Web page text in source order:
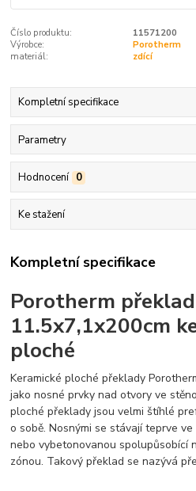
Číslo produktu:
11571200
Výrobce:
Porotherm
materiál:
zdící
Kompletní specifikace
Parametry
Hodnocení 0
Ke stažení
Kompletní specifikace
Porotherm
11.5x7,1x200cm
ploché
Keramické ploché překlady
jako nosné prvky nad otvory ve
ploché překlady jsou velmi štíhlé
o sobě. Nosnými se stávají teprve
nebo vybetonovanou spolupůsobící
zónou. Takový překlad se nazývá